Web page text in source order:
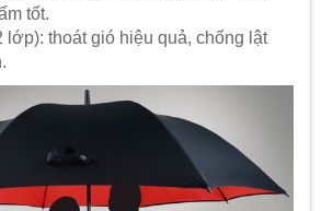
tốt.
lớp): thoát gió hiệu quả, chống lật